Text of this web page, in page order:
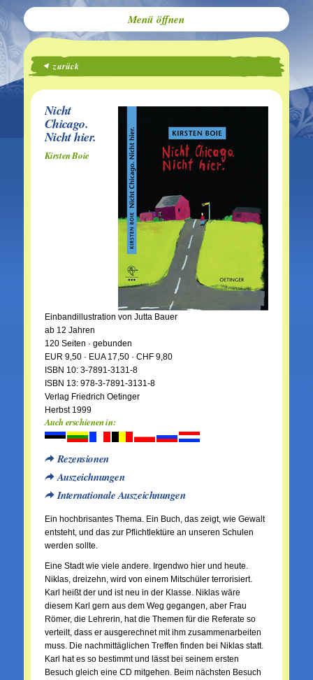
Menü
zurück
Nicht
Chicago.
Nicht hier.
Kirsten Boie
Einbandillustration von Jutta Bauer
ab 12 Jahren
120 Seiten · gebunden
EUR 9,50 · EUA 17,50 · CHF 9,80
ISBN 10: 3-7891-3131-8
ISBN 13: 978-3-7891-3131-8
Verlag Friedrich Oetinger
Herbst 1999
Auch erschienen in:
Rezensionen
Auszeichnungen
Internationale Auszeichnungen
Ein hochbrisantes Thema. Ein Buch, das zeigt, wie Gewalt
entsteht, und das zur Pflichtlektüre an unseren Schulen
werden sollte.
Eine Stadt wie viele andere. Irgendwo hier und heute.
Niklas, dreizehn, wird von einem Mitschüler terrorisiert.
Karl heißt der und ist neu in der Klasse. Niklas wäre
diesem Karl gern aus dem Weg gegangen, aber Frau
Römer, die Lehrerin, hat die Themen für die Referate so
verteilt, dass er ausgerechnet mit ihm zusammenarbeiten
muss. Die nachmittäglichen Treffen finden bei Niklas statt.
Karl hat es so bestimmt und lässt bei seinem ersten
Besuch gleich eine CD mitgehen. Beim nächsten Besuch